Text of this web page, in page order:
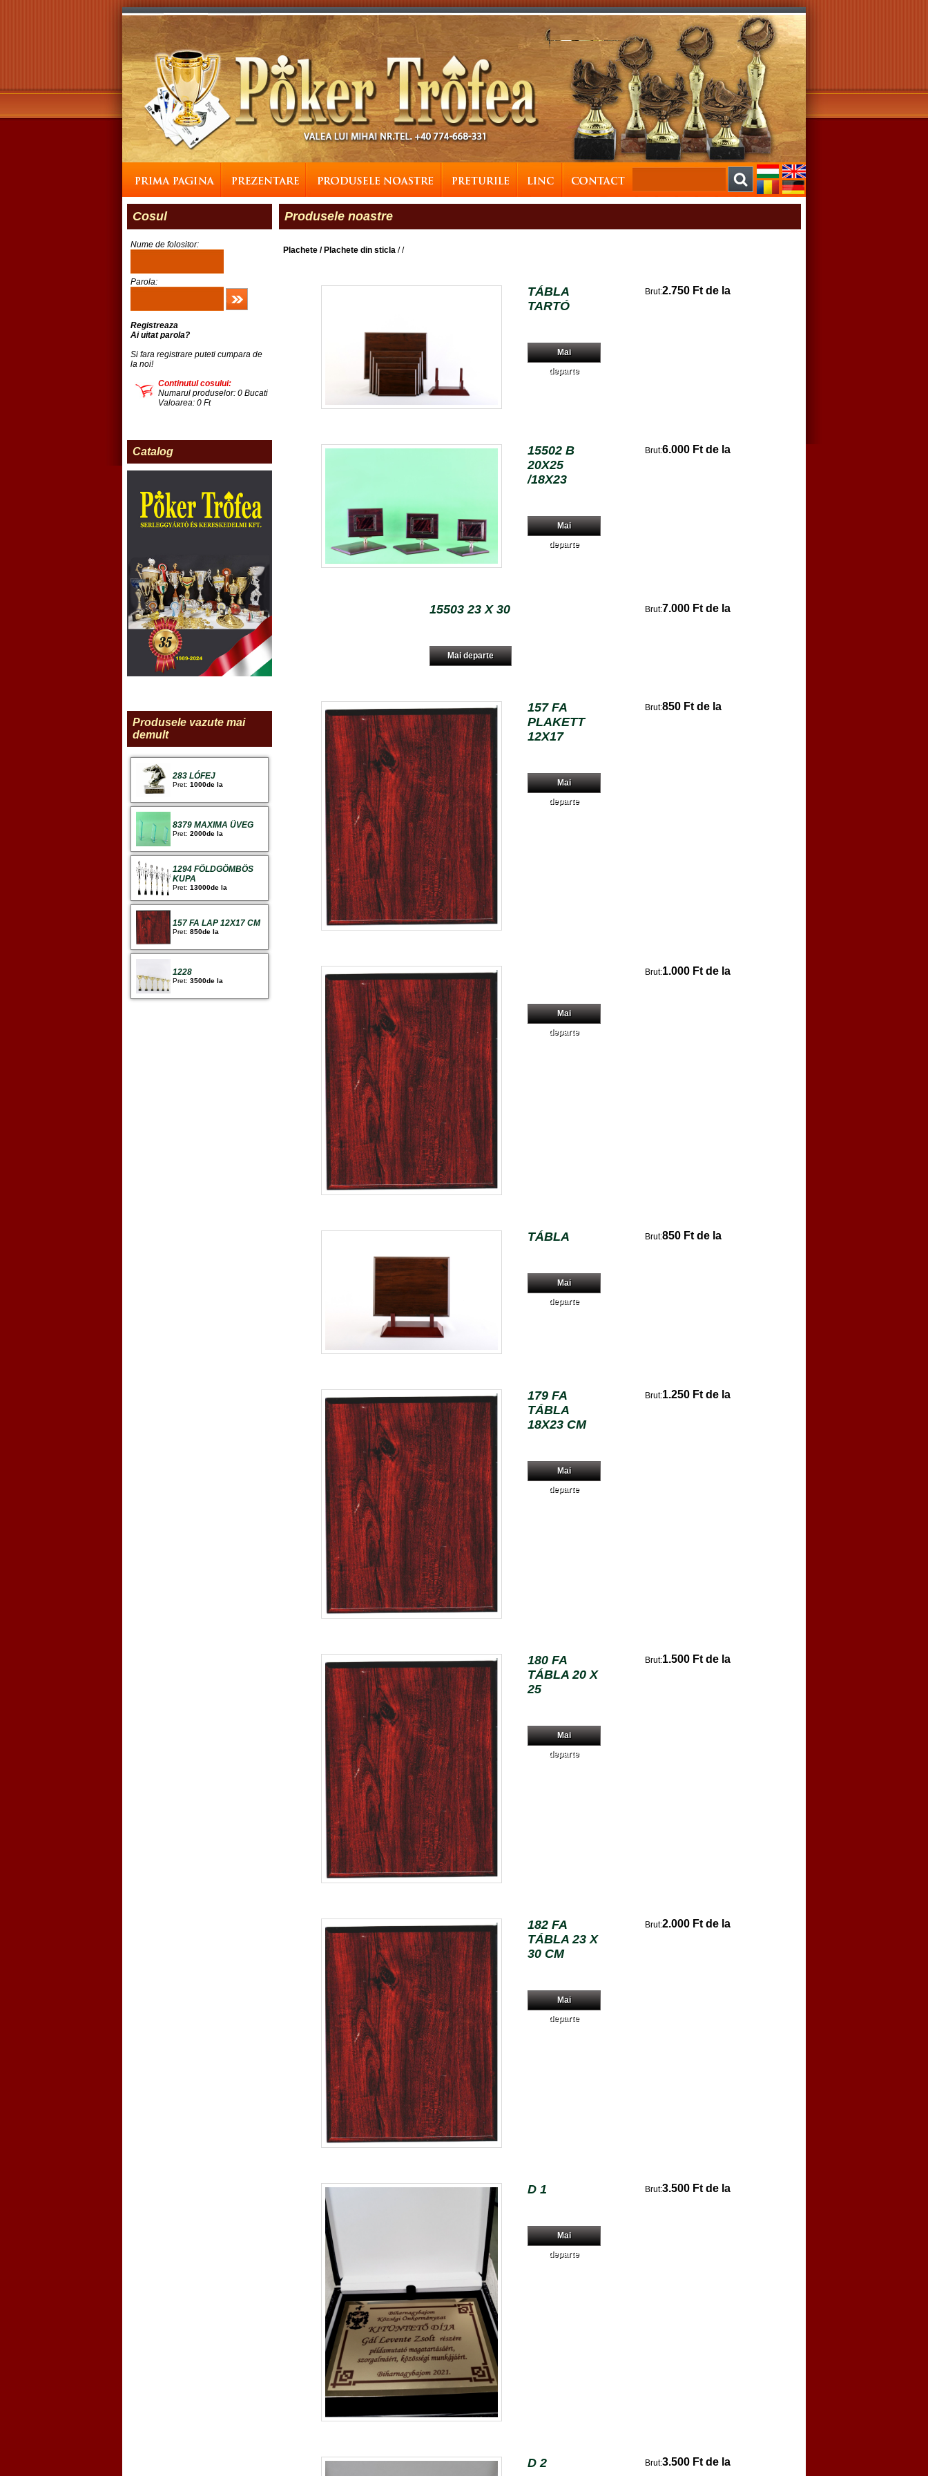
Cosul
Nume de folositor:
Parola:
Registreaza
Ai uitat parola?
Si fara registrare puteti cumpara de
la noi!
Continutul cosului:
Numarul produselor: 0 Bucati
Valoarea: 0 Ft
Catalog
Produsele vazute mai
demult
283 LÓFEJ
Pret: 1000de la
8379 MAXIMA ÜVEG
Pret: 2000de la
1294 FÖLDGÖMBÖS
KUPA
Pret: 13000de la
157 FA LAP 12X17 CM
Pret: 850de la
1228
Pret: 3500de la
Produsele noastre
Plachete / Plachete din sticla //
TÁBLA
TARTÓ
Mai
departe
Brut:2.750 Ft de la
15502 B
20X25
/18X23
Mai
departe
Brut:6.000 Ft de la
15503 23 X 30
Mai departe
Brut:7.000 Ft de la
157 FA
PLAKETT
12X17
Mai
departe
Brut:850 Ft de la
Mai
departe
Brut:1.000 Ft de la
TÁBLA
Mai
departe
Brut:850 Ft de la
179 FA
TÁBLA
18X23 CM
Mai
departe
Brut:1.250 Ft de la
180 FA
TÁBLA 20 X
25
Mai
departe
Brut:1.500 Ft de la
182 FA
TÁBLA 23 X
30 CM
Mai
departe
Brut:2.000 Ft de la
D 1
Mai
departe
Brut:3.500 Ft de la
D 2 Brut:3.500 Ft de la